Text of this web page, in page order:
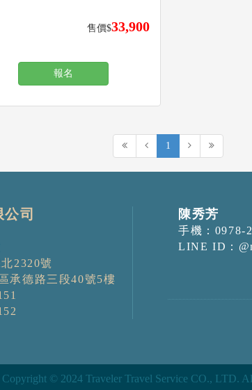
售價$33,900
報名
1
司
2320號
承德路三段40號5樓
陳秀芳
手機：0978-
LINE ID：
Copyright © 2024 Traveler Travel Service CO., LTD.